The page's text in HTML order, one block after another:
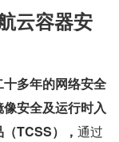
云容器安
多年的网络安全
安全及运行时入
TCSS）， 通过